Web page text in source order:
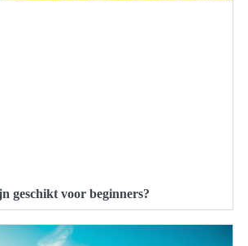
geschikt voor beginners?